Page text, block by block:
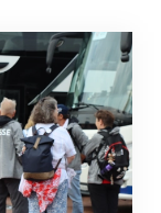
des STV